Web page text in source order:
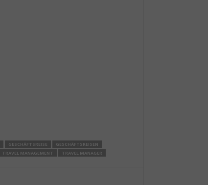
GESCHÄFTSREISE
GESCHÄFTSREISEN
TRAVEL MANAGEMENT TRAVEL MANAGER